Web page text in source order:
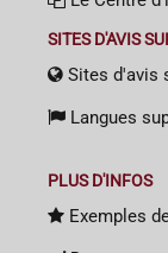
SITES D'AVIS
Sites d'avis
Langues
PLUS D'INFOS
Exemples